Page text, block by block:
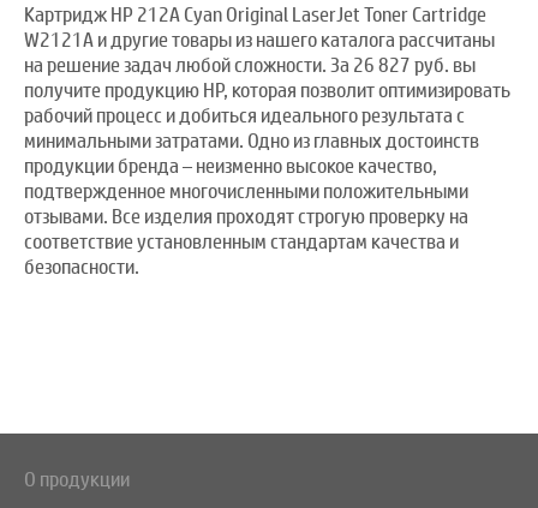
Картридж HP 212A Cyan Original LaserJet Toner Cartridge
W2121A и другие товары из нашего каталога рассчитаны
на решение задач любой сложности. За 26 827 руб. вы
получите продукцию HP, которая позволит оптимизировать
рабочий процесс и добиться идеального результата с
минимальными затратами. Одно из главных достоинств
продукции бренда – неизменно высокое качество,
подтвержденное многочисленными положительными
отзывами. Все изделия проходят строгую проверку на
соответствие установленным стандартам качества и
безопасности.
О продукции